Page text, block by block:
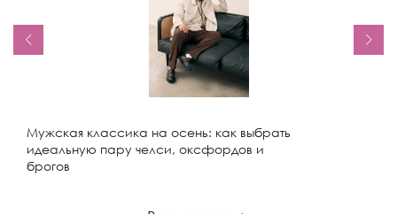
Мужская классика на осень: как выбрать
идеальную пару челси, оксфордов и
брогов